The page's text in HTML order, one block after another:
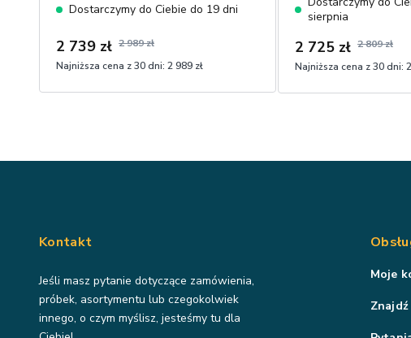
spania 95x205 cm
Dostarczymy do Ciebie do 19 dni
2 739 zł 2 989 zł
Najniższa cena z 30 dni: 2 989 zł
tapicerowane
drewniana, welwet
sierpnia
2 725 zł 2 809 zł
Najniższa cena z 30 dni:
Kontakt
Jeśli masz pytanie dotyczące zamówienia,
próbek, asortymentu lub czegokolwiek
innego, o czym myślisz, jesteśmy tu dla
Moje